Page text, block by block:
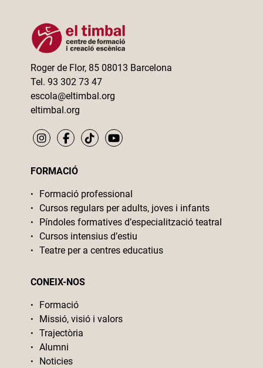
Roger de Flor, 85 08013 Barcelona
Tel. 93 302 73 47
escola@eltimbal.org
eltimbal.org
FORMACIÓ
Formació professional
Cursos regulars per adults, joves i infants
Píndoles formatives d’especialització teatral
Cursos intensius d’estiu
Teatre per a centres educatius
CONEIX-NOS
Formació
Missió, visió i valors
Trajectòria
Alumni
Noticies